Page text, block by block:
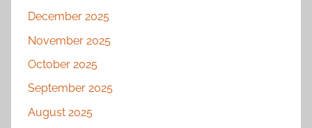
December 2025
November 2025
October 2025
September 2025
August 2025